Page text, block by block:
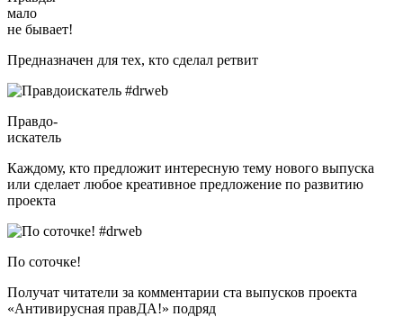
мало
не бывает!
Предназначен для тех, кто сделал ретвит
Правдо-
искатель
Каждому, кто предложит интересную тему нового выпуска
или сделает любое креативное предложение по развитию
проекта
По соточке!
Получат читатели за комментарии ста выпусков проекта
«Антивирусная правДА!» подряд